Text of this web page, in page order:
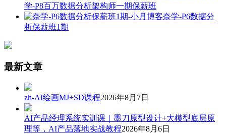
学-P8百万数据分析架构师一期保薪班
奈学-P6数据分
析保薪班1期
最新文章
zh-AI绘画MJ+SD课程2026年8月7日
AI产品经理系统实训课｜墨刀原型设计+大模型底层原
理等，AI产品落地实战教程2026年8月6日